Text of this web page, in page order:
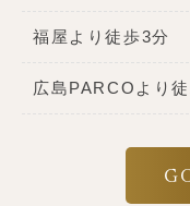
福屋より徒歩3分
広島PARCOより